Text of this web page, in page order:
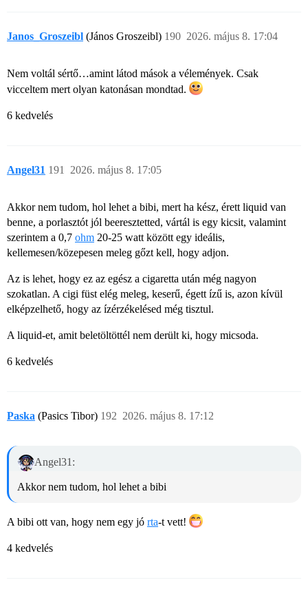
Janos_Groszeibl (János Groszeibl) 2026. május 8. 17:04
190
Nem voltál sértő…amint látod mások a vélemények. Csak
vicceltem mert olyan katonásan mondtad.
6 kedvelés
Angel31 2026. május 8. 17:05
191
Akkor nem tudom, hol lehet a bibi, mert ha kész, érett liquid van
benne, a porlasztót jól beeresztetted, vártál is egy kicsit, valamint
szerintem a 0,7 ohm 20-25 watt között egy ideális,
kellemesen/közepesen meleg gőzt kell, hogy adjon.
Az is lehet, hogy ez az egész a cigaretta után még nagyon
szokatlan. A cigi füst elég meleg, keserű, égett ízű is, azon kívül
elképzelhető, hogy az ízérzékelésed még tisztul.
A liquid-et, amit beletöltöttél nem derült ki, hogy micsoda.
6 kedvelés
Paska (Pasics Tibor) 2026. május 8. 17:12
192
Angel31:
Akkor nem tudom, hol lehet a bibi
A bibi ott van, hogy nem egy jó rta-t vett!
4 kedvelés